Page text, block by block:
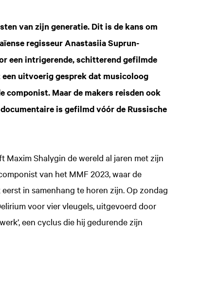
van zijn generatie. Dit is de kans om
regisseur Anastasiia Suprun-
een intrigerende, schitterend gefilmde
uitvoerig gesprek dat musicoloog
Maar de makers reisden ook
is gefilmd vóór de Russische
Maxim Shalygin de wereld al jaren met zijn
van het MMF 2023, waar de
in samenhang te horen zijn. Op zondag
voor vier vleugels, uitgevoerd door
een cyclus die hij gedurende zijn